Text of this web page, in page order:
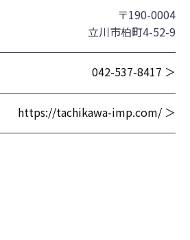
〒190-0004
立川市柏町4-52-9
042-537-8417 ＞
https://tachikawa-imp.com/ ＞